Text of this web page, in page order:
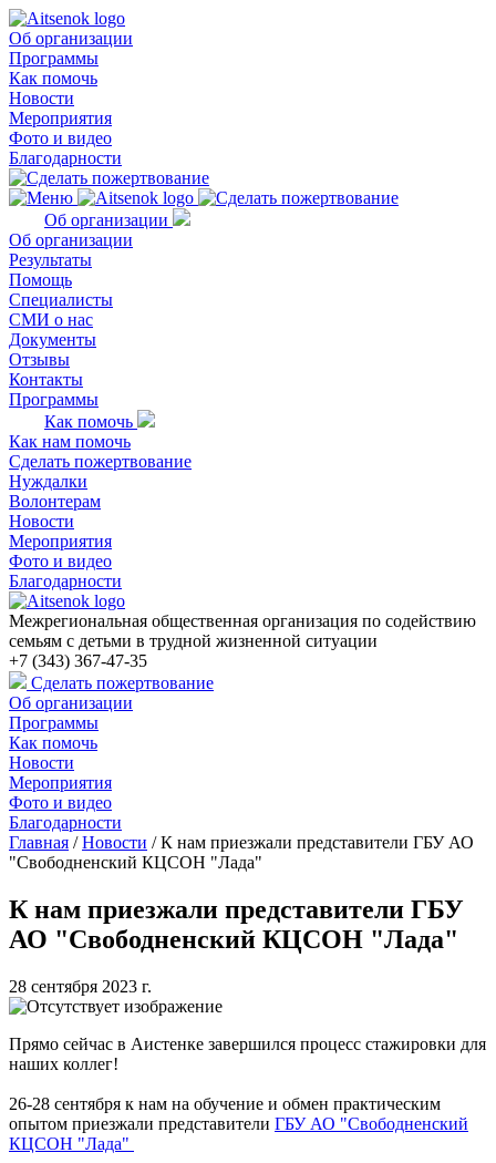
Об организации
Программы
Как помочь
Новости
Мероприятия
Фото и видео
Благодарности
Об организации
Об организации
Результаты
Помощь
Специалисты
СМИ о нас
Документы
Отзывы
Контакты
Программы
Как помочь
Как нам помочь
Сделать пожертвование
Нуждалки
Волонтерам
Новости
Мероприятия
Фото и видео
Благодарности
Межрегиональная общественная организация по содействию
семьям с детьми в трудной жизненной ситуации
+7 (343) 367-47-35
Сделать пожертвование
Об организации
Программы
Как помочь
Новости
Мероприятия
Фото и видео
Благодарности
Главная /Новости /К нам приезжали представители ГБУ АО
"Свободненский КЦСОН "Лада"
К нам приезжали представители ГБУ
АО "Свободненский КЦСОН "Лада"
28 сентября 2023 г.
Прямо сейчас в Аистенке завершился процесс стажировки для
наших коллег!
26-28 сентября к нам на обучение и обмен практическим
опытом приезжали представители ГБУ АО "Свободненский
КЦСОН "Лада"